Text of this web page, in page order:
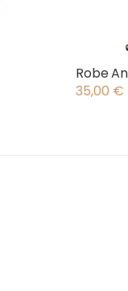
Robe
35,00 €